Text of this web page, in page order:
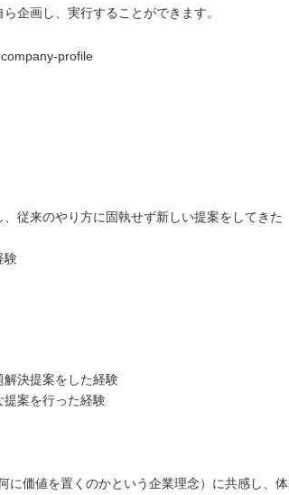
企画し、実行することができます。
profile
従来のやり方に固執せず新しい提案をしてきた
験
解決提案をした経験
提案を行った経験
に価値を置くのかという企業理念）に共感し、体